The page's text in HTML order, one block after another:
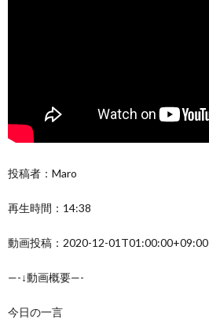
投稿者：Maro
再生時間：14:38
動画投稿：2020-12-01T01:00:00+09:00
—-↓動画概要—-
今日の一言